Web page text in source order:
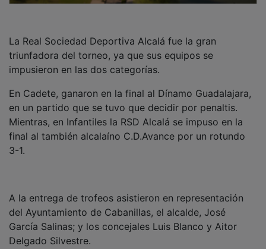
triunfadora del torneo, ya que sus equipos se
impusieron en las dos categorías.
en un partido que se tuvo que decidir por penaltis.
Mientras, en Infantiles la RSD Alcalá se impuso en la
final al también alcalaíno C.D.Avance por un rotundo
3-1.
del Ayuntamiento de Cabanillas, el alcalde, José
García Salinas; y los concejales Luis Blanco y Aitor
Delgado Silvestre.